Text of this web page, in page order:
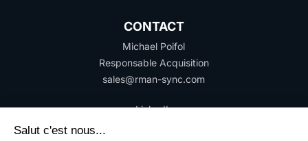
CONTACT
Michael Poifol
Responsable Acquisition
sales@rman-sync.com
LinkedIn